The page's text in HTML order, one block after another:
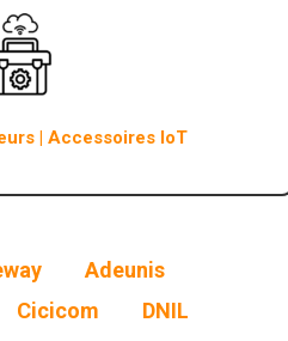
| Accessoires IoT
Adeunis
Cicicom
DNIL